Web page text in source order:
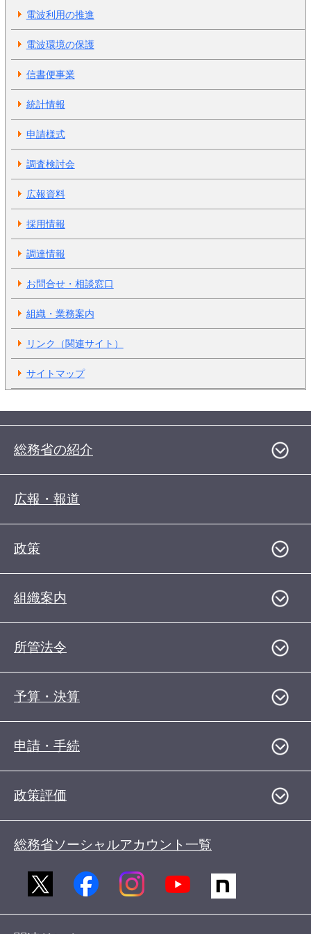
電波利用の推進
電波環境の保護
信書便事業
統計情報
申請様式
調査検討会
広報資料
採用情報
調達情報
お問合せ・相談窓口
組織・業務案内
リンク（関連サイト）
サイトマップ
総務省の紹介
広報・報道
政策
組織案内
所管法令
予算・決算
申請・手続
政策評価
総務省ソーシャルアカウント一覧